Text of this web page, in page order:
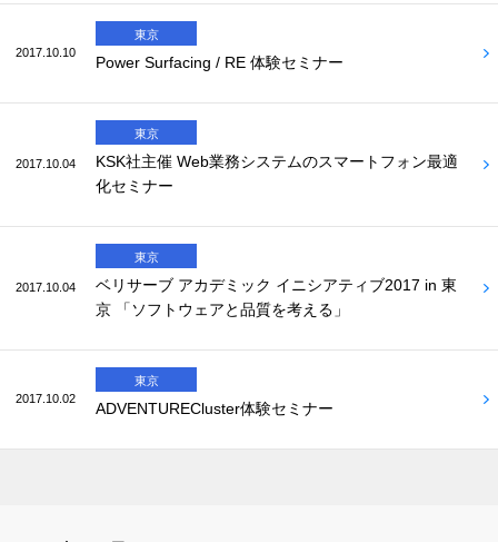
2017.10.10
東京
Power Surfacing / RE 体験セミナー
2017.10.04
東京
KSK社主催 Web業務システムのスマートフォン最適
化セミナー
2017.10.04
東京
ベリサーブ アカデミック イニシアティブ2017 in 東
京 「ソフトウェアと品質を考える」
2017.10.02
東京
ADVENTURECluster体験セミナー